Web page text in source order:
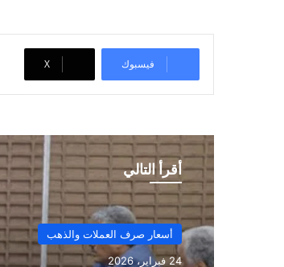
فيسبوك ‫X
أقرأ التالي
أسعار صرف العملات والذهب
24 فبراير، 2026